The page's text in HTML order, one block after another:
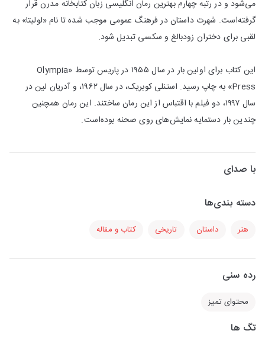
می‌شود و در رتبه چهارم بهترین رمان انگلیسی زبان کتابخانه مدرن قرار
گرفته‌است. شهرت داستان در فرهنگ عمومی موجب شده تا نام «لولیتا» به
لقبی برای دختران زودبالغ و سکسی تبدیل شود.
این کتاب برای اولین بار در سال ۱۹۵۵ در پاریس توسط «Olympia
Press» به چاپ رسید. استنلی کوبریک، در سال ۱۹۶۲، و آدریان لین در
سال ۱۹۹۷، دو فیلم با اقتباس از این رمان ساختند. این رمان همچنین
چندین بار دستمایه نمایش‌های روی صحنه بوده‌است.
با صدای
دسته بندی‌ها
هنر داستان تاریخی کتاب و مقاله
رده سنی
محتوای تمیز
تگ ها